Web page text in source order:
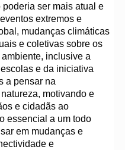
poderia ser mais atual e
extremos e
mudanças climáticas
e coletivas sobre os
inclusive a
e da iniciativa
a pensar na
motivando e
e cidadãs ao
essencial a um todo
em mudanças e
e